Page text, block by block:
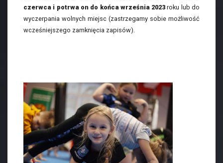
czerwca i potrwa on do końca września 2023 roku lub do
wyczerpania wolnych miejsc (zastrzegamy sobie możliwość
wcześniejszego zamknięcia zapisów).